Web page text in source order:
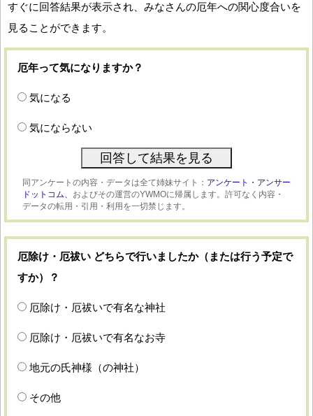
すぐに回答結果が表示され、みなさんの厄年への関心度合いを
見ることができます。
厄年って気になりますか？
気になる
気にならない
同アンケートの内容・データは全て姉妹サイト： アンケート・アンサー
ドットコム、 およびその運営のYWMOに帰属します。許可なく内容・
データの転用・引用・利用を一切禁じます。
厄除け・厄祓い どちらで行いましたか（または行う予定で
すか）？
厄除け・厄祓いで有名な神社
厄除け・厄祓いで有名なお寺
地元の氏神様（の神社）
その他